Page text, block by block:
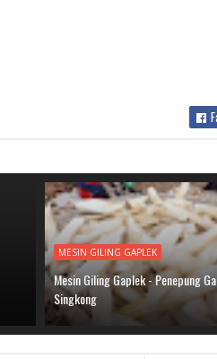
MESIN GILING GAPLEK
Mesin Giling Gaplek - Penepung
Singkong